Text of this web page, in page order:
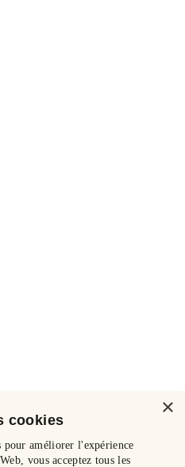
×
cookies
pour améliorer l'expérience
vous acceptez tous les